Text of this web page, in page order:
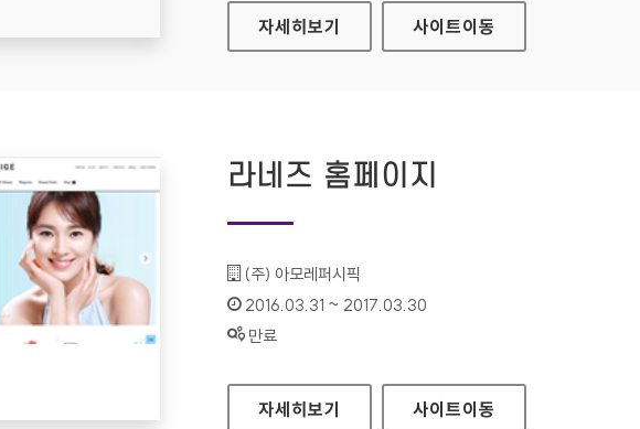
리리코스 마린에너지 홈페이지
자세히보기 사이트이동
라네즈 홈페이지
기관명 :
(주) 아모레퍼시픽
인증기간 :
2016.03.31 ~ 2017.03.30
상태 :
만료
라네즈 홈페이지
자세히보기 사이트이동